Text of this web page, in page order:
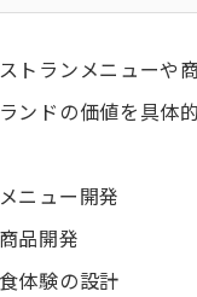
トランメニューや
ンドの価値を具体
ニュー開発
品開発
体験の設計